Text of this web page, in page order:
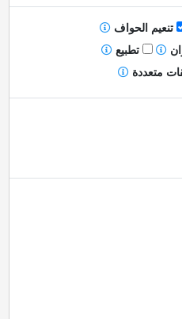
تنعيم الحواف
تطبيع
متعددة